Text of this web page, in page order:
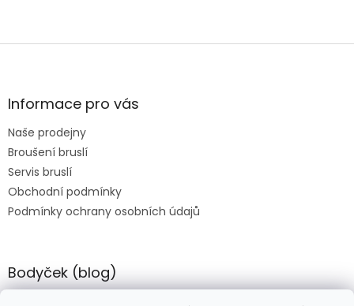
Z
aInformace pro vás
Naše prodejny
Broušení bruslí
Servis bruslí
Obchodní podmínky
Podmínky ochrany osobních údajů
Bodyček (blog)
BIOSTEEL - Kdy je vhodné pít protein?